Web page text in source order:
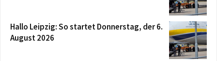
Hallo Leipzig: So startet Donnerstag, der 6.
August 2026